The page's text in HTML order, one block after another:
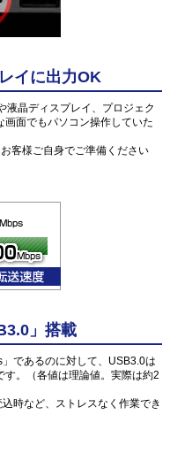
イに出力OK
液晶ディスプレイ、プロジェク
面でもパソコン操作していた
客様ご自身でご準備ください
」搭載
であるのに対して、USB3.0は
。（各値は理論値。実際は約2
時など、ストレスなく作業でき